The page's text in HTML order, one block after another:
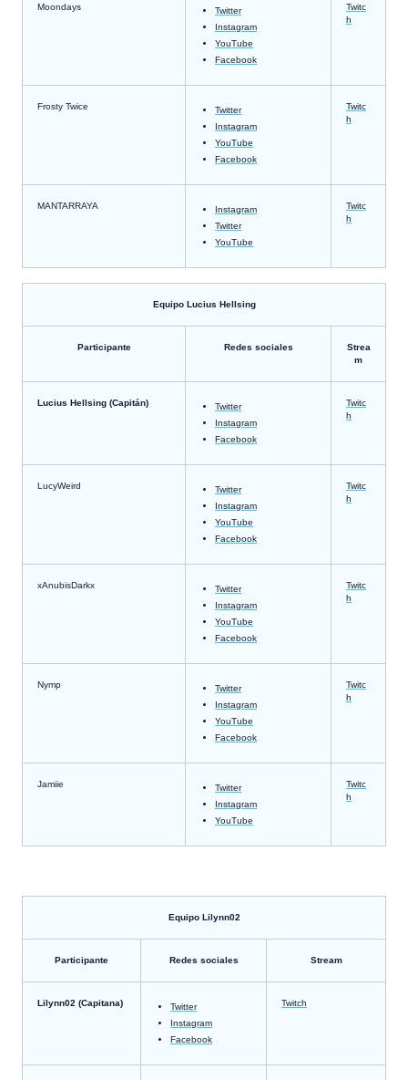
Moondays
Twitter
Instagram
YouTube
Facebook
Twitc
h
Frosty Twice
Twitter
Instagram
YouTube
Facebook
Twitc
h
MANTARRAYA
Instagram
Twitter
YouTube
Twitc
h
Equipo Lucius Hellsing
Participante Redes sociales
Strea
m
Lucius Hellsing (Capitán)
Twitter
Instagram
Facebook
Twitc
h
LucyWeird
Twitter
Instagram
YouTube
Facebook
Twitc
h
xAnubisDarkx
Twitter
Instagram
YouTube
Facebook
Twitc
h
Nymp
Twitter
Instagram
YouTube
Facebook
Twitc
h
Jamiie
Twitter
Instagram
YouTube
Twitc
h
Equipo Lilynn02
Participante Redes sociales Stream
Lilynn02 (Capitana)
Twitter
Instagram
Facebook
Twitch